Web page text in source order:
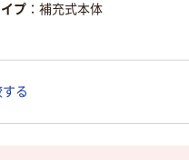
プ
補充式本体
る